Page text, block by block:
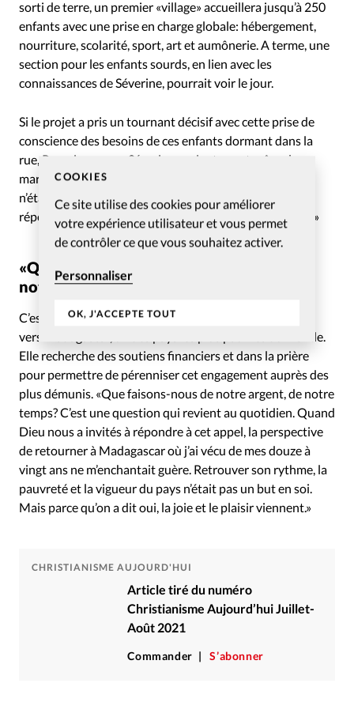
COOKIES
Ce site utilise des cookies pour améliorer
votre expérience utilisateur et vous permet
de contrôler ce que vous souhaitez activer.
Personnaliser
OK, J'ACCEPTE TOUT
sorti de terre, un premier «village» accueillera jusqu’à 250
enfants avec une prise en charge globale: hébergement,
nourriture, scolarité, sport, art et aumônerie. A terme, une
section pour les enfants sourds, en lien avec les
connaissances de Séverine, pourrait voir le jour.
Si le projet a pris un tournant décisif avec cette prise de
conscience des besoins de ces enfants dormant dans la
rue, Romain comme Séverine avaient avant même leur
mariage chacun la volonté d’ouvrir un orphelinat. «Ce
n’était pas une révélation mais un appel. On peut y
répondre ou non. Sinon, Dieu envoie quelqu’un d’autre.»
«Que faisons-nous de notre argent, de
notre temps?»
C’est en paix que la famille Lagache prépare son départ
vers Madagascar, un des pays les plus pauvres du monde.
Elle recherche des soutiens financiers et dans la prière
pour permettre de pérenniser cet engagement auprès des
plus démunis. «Que faisons-nous de notre argent, de notre
temps? C’est une question qui revient au quotidien. Quand
Dieu nous a invités à répondre à cet appel, la perspective
de retourner à Madagascar où j’ai vécu de mes douze à
vingt ans ne m’enchantait guère. Retrouver son rythme, la
pauvreté et la vigueur du pays n’était pas un but en soi.
Mais parce qu’on a dit oui, la joie et le plaisir viennent.»
CHRISTIANISME AUJOURD'HUI
Article tiré du numéro
Christianisme Aujourd’hui Juillet-
Août 2021
Commander S’abonner